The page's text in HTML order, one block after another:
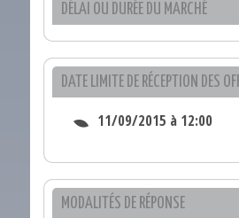
DÉLAI OU DURÉE DU MARCHÉ
DATE LIMITE DE RÉCEPTION DES
11/09/2015 à 12:00
MODALITÉS DE RÉPONSE